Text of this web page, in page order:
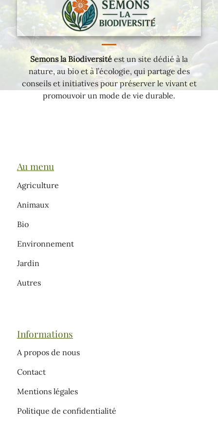
Semons la Biodiversité est un site dédié à la
nature, au bio et à l’écologie, qui partage des
conseils et initiatives pour préserver le vivant et
promouvoir un mode de vie durable.
Au menu
Agriculture
Animaux
Bio
Environnement
Jardin
Autres
Informations
A propos de nous
Contact
Mentions légales
Politique de confidentialité